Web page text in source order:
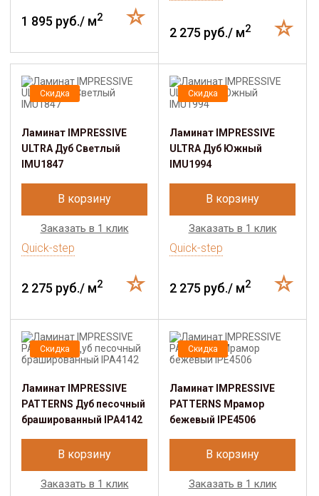
1 895 руб./ м2
2 275 руб./ м2
Скидка
Ламинат IMPRESSIVE
ULTRA Дуб Светлый
IMU1847
В корзину
Заказать в 1 клик
Quick-step
2 275 руб./ м2
Скидка
Ламинат IMPRESSIVE
ULTRA Дуб Южный
IMU1994
В корзину
Заказать в 1 клик
Quick-step
2 275 руб./ м2
Скидка
Ламинат IMPRESSIVE
PATTERNS Дуб песочный
брашированный IPA4142
В корзину
Заказать в 1 клик
Скидка
Ламинат IMPRESSIVE
PATTERNS Мрамор
бежевый IPE4506
В корзину
Заказать в 1 клик